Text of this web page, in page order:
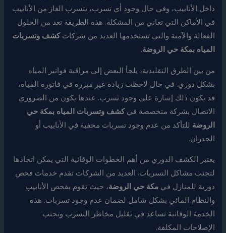
داخل الأنابيب، وفي حال وجود أي تسرب، يتسرب الغاز من الأنابيب
في الأماكن التي تعاني من المشكلة. هذه الطريقة تعد من الحلول
الفعالة والآمنة والتي تستخدمها العديد من شركاتكشف وتسربات
المياه بمكة حي الروضة.
من بين الطرق التقليدية، يلجأ البعض إلى مراقبة فواتير المياه
بشكل دوري. في حال لاحظت زيادة غير مبررة في فاتورة المياه،
قد يكون ذلك إشارة على وجود تسرب. عندها يكون من الضروري
الاتصال بشركة متخصصة فيكشف وتسربات المياه بمكة حي
الروضة للتأكد من عدم وجود تسربات مخفية في الأنابيب أو
الجدران.
يعتبر الكشف الدوري من أهم الخطوات الوقائية التي يمكن اتخاذها
لتجنب مشاكل التسربات. العديد من الشركات تقدم خدمات فحص
دورية للمنازل فيمكة حي الروضة، حيث تقوم بفحص الأنابيب
والنظام المائي بشكل شامل لضمان عدم وجود تسربات. هذه
الخدمة الوقائية تساعد في تقليل مخاطر التسرب وتجنب
الإصلاحات المكلفة.